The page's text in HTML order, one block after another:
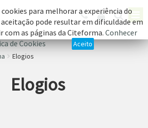
Elogios
Elogios
para melhorar a experiência do
pode resultar em dificuldade em
as páginas da Citeforma. Conhecer
de Cookies
Aceito